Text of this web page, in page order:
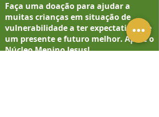
Faça uma doação para ajudar a
muitas crianças em situação de
vulnerabilidade a ter expectativas de
um presente e futuro melhor. Apoie o
Núcleo Menino Jesus!